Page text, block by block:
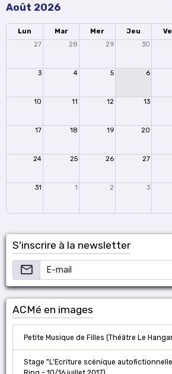
Août 2026
Lun Mar Mer Jeu
27
28 29 30
3 4 5 6
10 11 12 13
17 18 19 20
24 25 26 27
31 1 2 3
S'inscrire à la newsletter
ACMé en images
Petite Musique de Filles (Théâtre Le
Stage "L'Ecriture scénique